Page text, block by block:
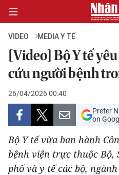
CHÍNH TRỊ
KINH TẾ
VĂN HÓA
XÃ HỘI
PHÁP LUẬT
VIDEO MEDIA Y TẾ
[Video] Bộ Y tế
cứu người bệnh
26/04/2026 00:40
Prefer
on
Bộ Y tế vừa ban hành
bệnh viện trực thuộc Bộ,
phố và y tế các bộ,